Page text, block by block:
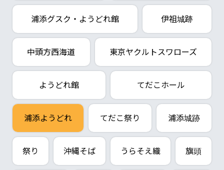
浦添グスク・ようどれ館 伊祖城跡
中頭方西海道 東京ヤクルトスワローズ
ようどれ館 てだこホール
浦添ようどれ てだこ祭り 浦添城跡
祭り 沖縄そば うらそえ織 旗頭